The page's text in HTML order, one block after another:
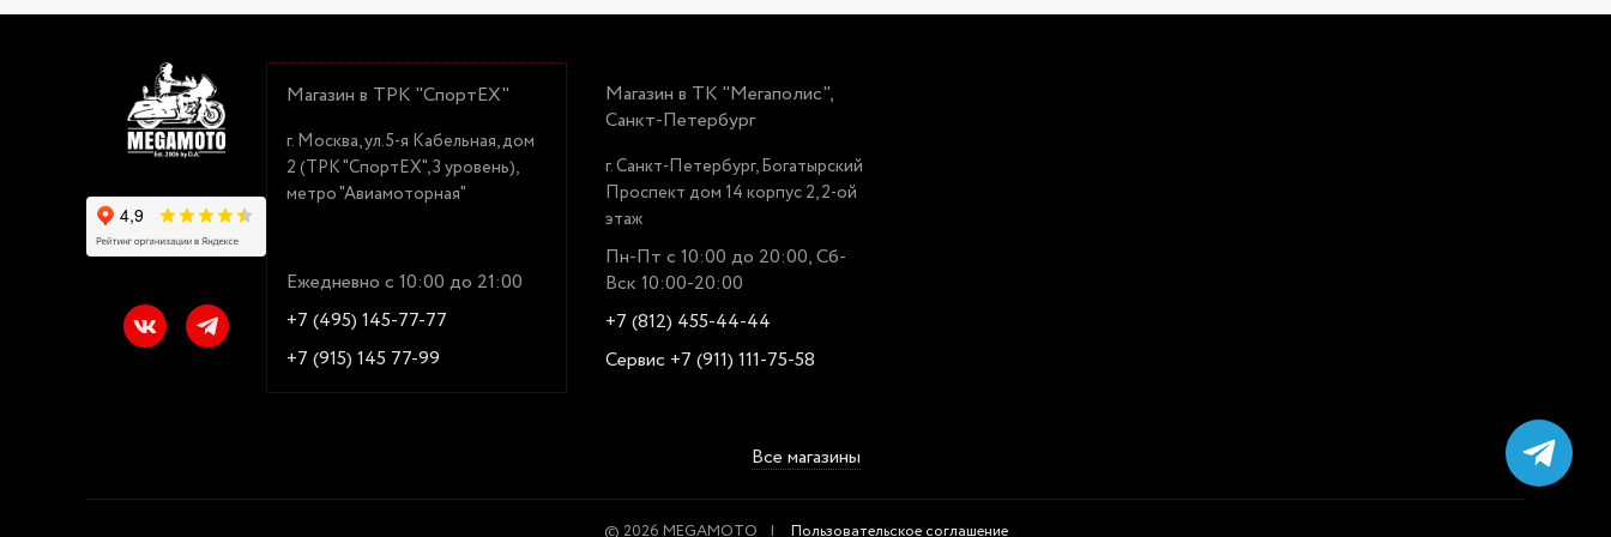
Магазин в ТРК "СпортЕХ"
г. Москва, ул.5-я Кабельная, дом
2 (ТРК "СпортЕХ", 3 уровень),
метро "Авиамоторная"
Ежедневно с 10:00 до 21:00
+7 (495) 145-77-77
+7 (915) 145 77-99
Магазин в ТК "Мегаполис",
Санкт-Петербург
г. Санкт-Петербург, Богатырский
Проспект дом 14 корпус 2, 2-ой
этаж
Пн-Пт с 10:00 до 20:00, Сб-
Вск 10:00-20:00
+7 (812) 455-44-44
Сервис +7 (911) 111-75-58
Все магазины
© 2026 MEGAMOTO Пользовательское соглашение